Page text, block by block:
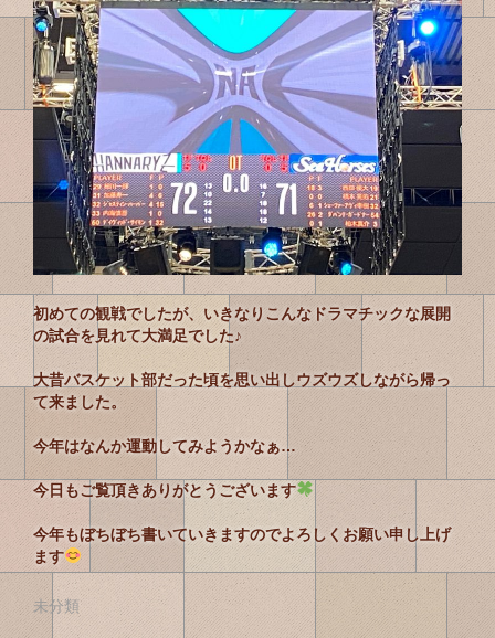
初めての観戦でしたが、いきなりこんなドラマチックな展開
の試合を見れて大満足でした♪
大昔バスケット部だった頃を思い出しウズウズしながら帰っ
て来ました。
今年はなんか運動してみようかなぁ…
今日もご覧頂きありがとうございます
今年もぼちぼち書いていきますのでよろしくお願い申し上げ
ます
未分類